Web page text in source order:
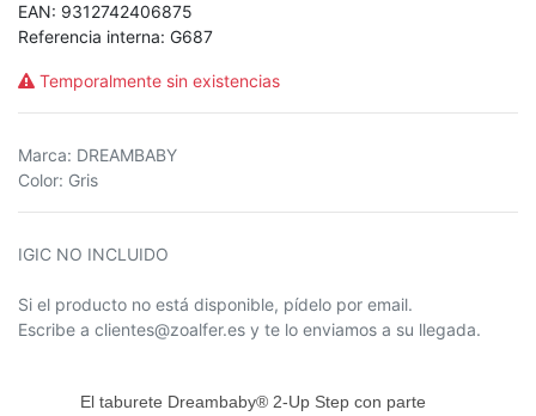
EAN: 9312742406875
Referencia interna: G687
Temporalmente sin existencias
Marca: DREAMBABY
Color: Gris
IGIC NO INCLUIDO
Si el producto no está disponible, pídelo por email.
Escribe a clientes@zoalfer.es y te lo enviamos a su llegada.
El taburete Dreambaby® 2-Up Step con parte